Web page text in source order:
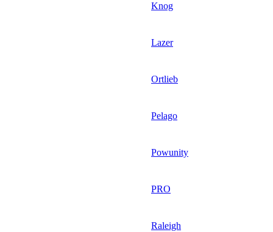
Knog
Lazer
Ortlieb
Pelago
Powunity
PRO
Raleigh